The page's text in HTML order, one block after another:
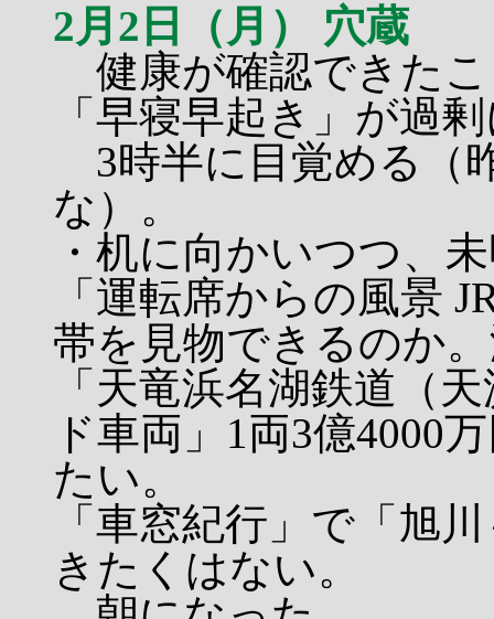
2月2日（月） 穴蔵
健康が確認できた
「早寝早起き」が過
3時半に目覚める（
な）。
・机に向かいつつ、
「運転席からの風景
帯を見物できるのか
「天竜浜名湖鉄道（
ド車両」1両3億4000
たい。
「車窓紀行」で「旭
きたくはない。